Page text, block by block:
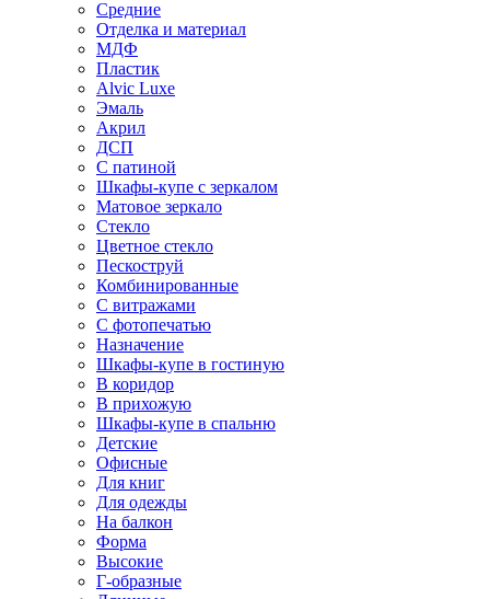
Средние
Отделка и материал
МДФ
Пластик
Alvic Luxe
Эмаль
Акрил
ДСП
С патиной
Шкафы-купе с зеркалом
Матовое зеркало
Стекло
Цветное стекло
Пескоструй
Комбинированные
С витражами
С фотопечатью
Назначение
Шкафы-купе в гостиную
В коридор
В прихожую
Шкафы-купе в спальню
Детские
Офисные
Для книг
Для одежды
На балкон
Форма
Высокие
Г-образные